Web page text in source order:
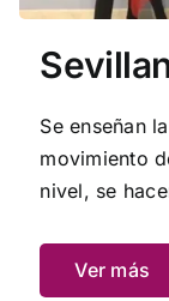
Se enseñan
movimiento
nivel, se
castañuelas.
Ver más